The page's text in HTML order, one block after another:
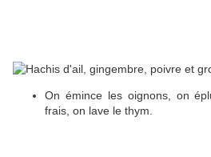
On émince les oignons, on
frais, on lave le thym.